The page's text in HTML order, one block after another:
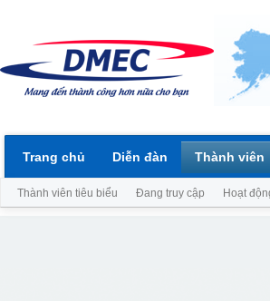
Trang chủ Diễn đàn Thành viên
Thành viên tiêu biểu Đang truy cập Hoạt